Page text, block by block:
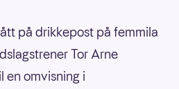
på drikkepost på femmila
Tor Arne
en omvisning i